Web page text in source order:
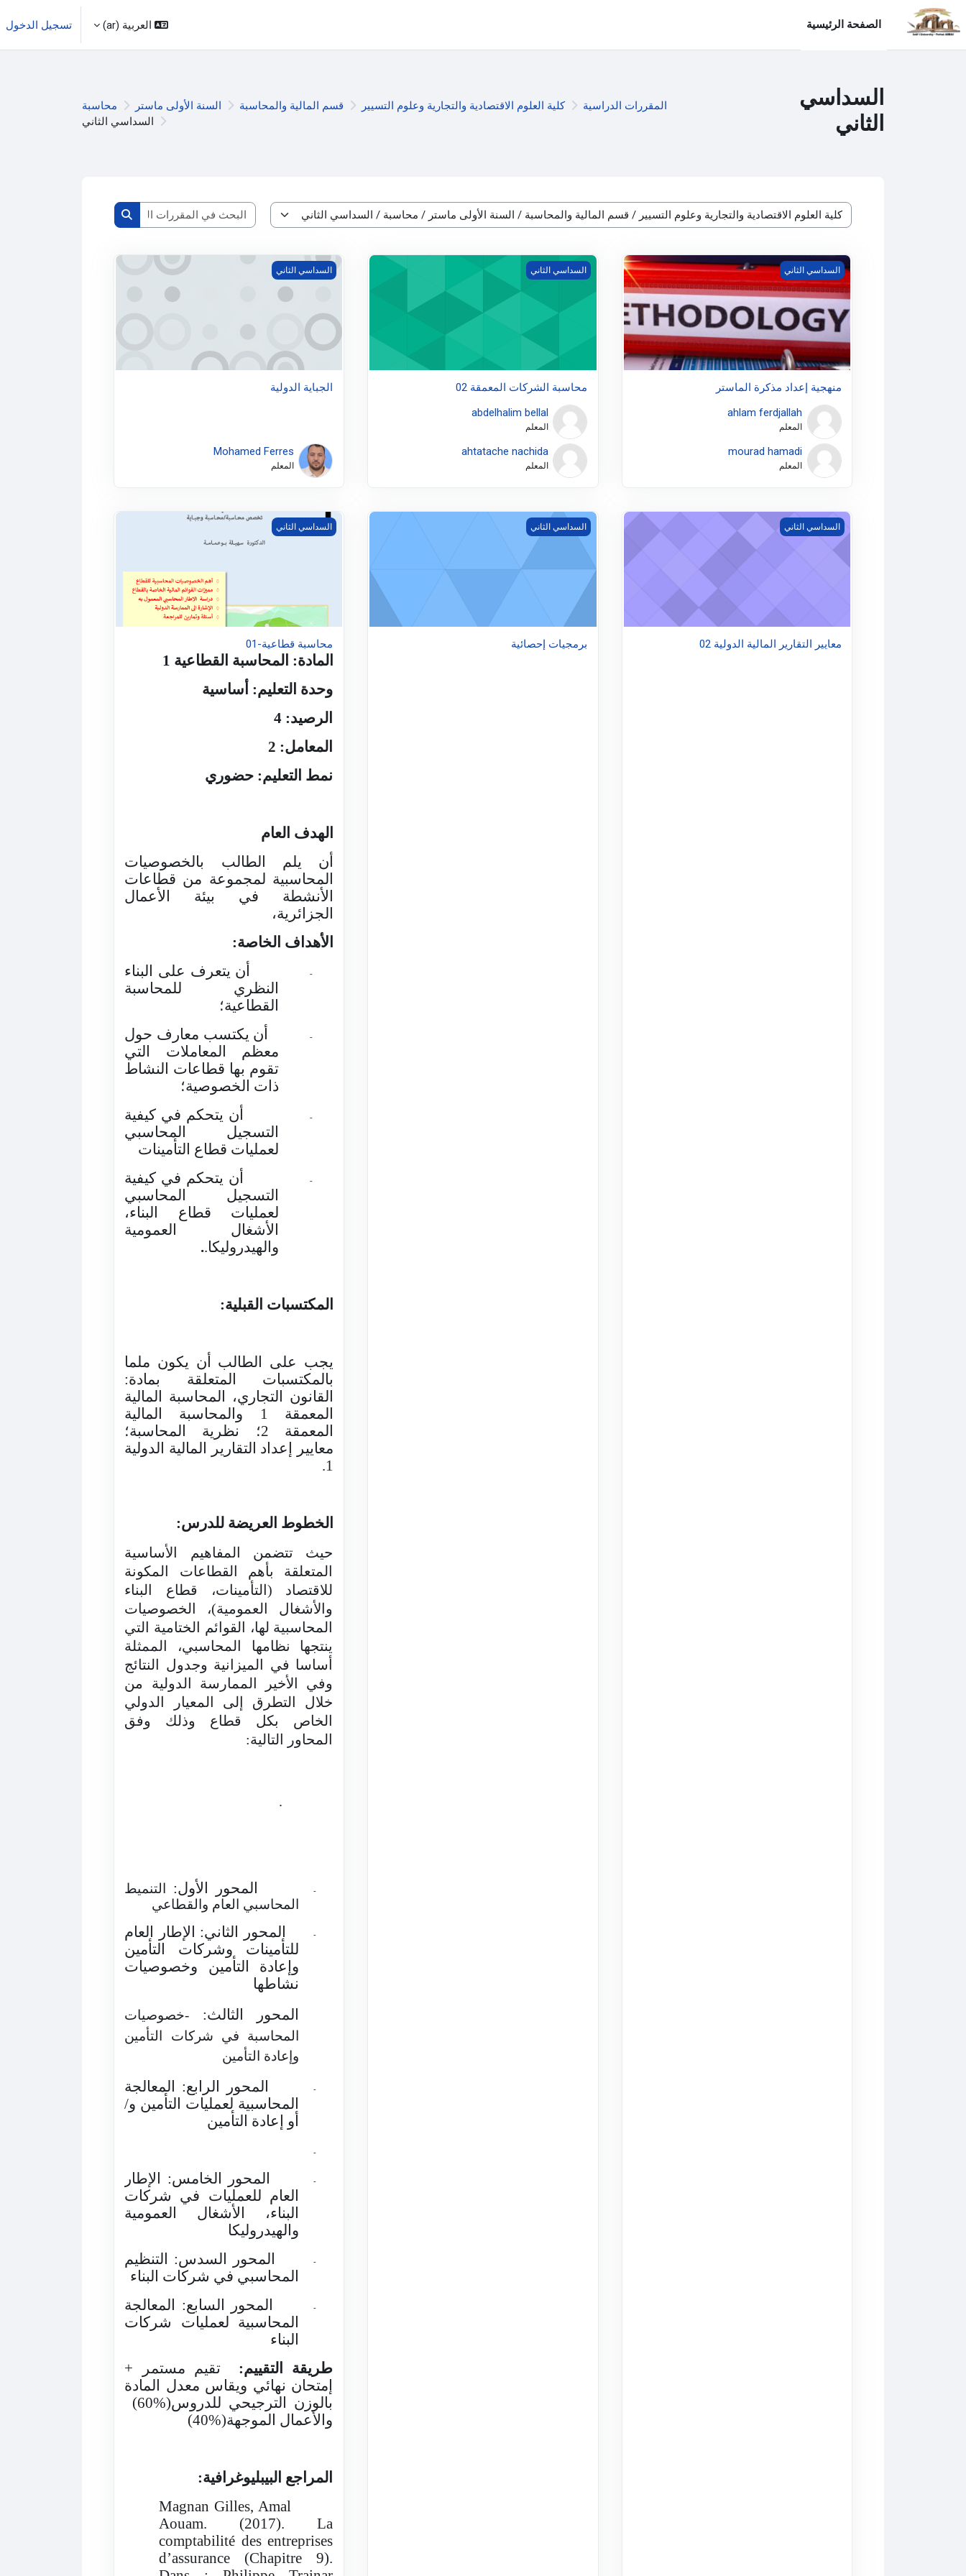
تخطى إلى المحتوى الرئيسي
الصفحة الرئيسية
العربية ‎(ar)‎ تسجيل الدخول
السداسي
الثاني
المقررات الدراسية كلية العلوم الاقتصادية والتجارية وعلوم التسيير قسم المالية والمحاسبة السنة الأولى ماستر
محاسبة
السداسي الثاني
تصنيفات المقررات
البحث في المقررات الدراسية
البحث في المقررات
منهجية إعداد مذكرة الماستر
السداسي الثاني
منهجية إعداد مذكرة الماستر
ahlam ferdjallah
المعلم
mourad hamadi
المعلم
محاسبة الشركات المعمقة 02
السداسي الثاني
محاسبة الشركات المعمقة 02
abdelhalim bellal
المعلم
ahtatache nachida
المعلم
الجباية الدولية
السداسي الثاني
الجباية الدولية
Mohamed Ferres
المعلم
معايير التقارير المالية الدولية 02
السداسي الثاني
معايير التقارير المالية الدولية 02
برمجيات إحصائية
السداسي الثاني
برمجيات إحصائية
محاسبة قطاعية-01
السداسي الثاني
محاسبة قطاعية-01
المادة: المحاسبة القطاعية 1
وحدة التعليم: أساسية
الرصيد: 4
المعامل: 2
نمط التعليم: حضوري
الهدف العام
أن يلم الطالب
بالخصوصيات
المحاسبية لمجموعة من قطاعات
الأنشطة في بيئة الأعمال
الجزائرية،
الأهداف الخاصة:
-
أن يتعرف على البناء
النظري للمحاسبة
القطاعية؛
-
أن يكتسب معارف حول
معظم المعاملات التي
تقوم بها قطاعات النشاط
ذات الخصوصية؛
-
أن يتحكم في كيفية
التسجيل المحاسبي
لعمليات قطاع التأمينات
-
أن يتحكم في كيفية
التسجيل المحاسبي
لعمليات قطاع البناء،
الأشغال العمومية
والهيدروليكا..
المكتسبات القبلية:
يجب على الطالب أن يكون ملما
بالمكتسبات المتعلقة بمادة:
القانون التجاري، المحاسبة المالية
المعمقة 1 والمحاسبة المالية
المعمقة 2؛ نظرية المحاسبة؛
معايير إعداد التقارير المالية الدولية
1.
الخطوط العريضة للدرس:
حيث تتضمن المفاهيم الأساسية
المتعلقة بأهم القطاعات المكونة
للاقتصاد (التأمينات، قطاع البناء
والأشغال العمومية)، الخصوصيات
المحاسبية لها، القوائم الختامية التي
ينتجها نظامها المحاسبي، الممثلة
أساسا في الميزانية وجدول النتائج
وفي الأخير الممارسة الدولية من
خلال التطرق إلى المعيار الدولي
الخاص بكل قطاع وذلك وفق
المحاور التالية:
.
- المحور الأول: التنميط
المحاسبي العام والقطاعي
-
المحور الثاني: الإطار العام
للتأمينات وشركات التأمين
وإعادة التأمين وخصوصيات
نشاطها
المحور الثالث: -خصوصيات
المحاسبة في شركات التأمين
وإعادة التأمين
-
المحور الرابع: المعالجة
المحاسبية لعمليات التأمين و/
أو إعادة التأمين
-
-
المحور الخامس: الإطار
العام للعمليات في شركات
البناء، الأشغال العمومية
والهيدروليكا
-
المحور السدس: التنظيم
المحاسبي في شركات البناء
-
المحور السابع: المعالجة
المحاسبية لعمليات شركات
البناء
طريقة التقييم:
تقيم مستمر +
إمتحان نهائي ويقاس معدل المادة
بالوزن الترجيحي للدروس(60%)
والأعمال الموجهة(40%)
المراجع البيبليوغرافية:
Magnan Gilles, Amal
Aouam. (2017). La
comptabilité des entreprises
d’assurance (Chapitre 9).